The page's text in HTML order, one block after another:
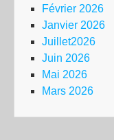
Février 2026
Janvier 2026
Juillet2026
Juin 2026
Mai 2026
Mars 2026